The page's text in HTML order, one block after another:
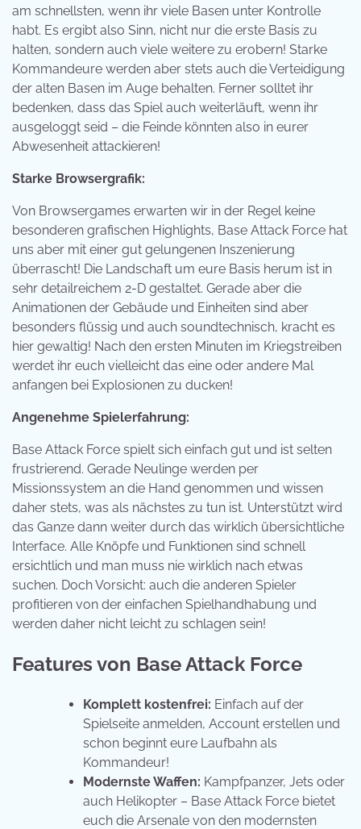
am schnellsten, wenn ihr viele Basen unter Kontrolle
habt. Es ergibt also Sinn, nicht nur die erste Basis zu
halten, sondern auch viele weitere zu erobern! Starke
Kommandeure werden aber stets auch die Verteidigung
der alten Basen im Auge behalten. Ferner solltet ihr
bedenken, dass das Spiel auch weiterläuft, wenn ihr
ausgeloggt seid – die Feinde könnten also in eurer
Abwesenheit attackieren!
Starke Browsergrafik:
Von Browsergames erwarten wir in der Regel keine
besonderen grafischen Highlights, Base Attack Force hat
uns aber mit einer gut gelungenen Inszenierung
überrascht! Die Landschaft um eure Basis herum ist in
sehr detailreichem 2-D gestaltet. Gerade aber die
Animationen der Gebäude und Einheiten sind aber
besonders flüssig und auch soundtechnisch, kracht es
hier gewaltig! Nach den ersten Minuten im Kriegstreiben
werdet ihr euch vielleicht das eine oder andere Mal
anfangen bei Explosionen zu ducken!
Angenehme Spielerfahrung:
Base Attack Force spielt sich einfach gut und ist selten
frustrierend. Gerade Neulinge werden per
Missionssystem an die Hand genommen und wissen
daher stets, was als nächstes zu tun ist. Unterstützt wird
das Ganze dann weiter durch das wirklich übersichtliche
Interface. Alle Knöpfe und Funktionen sind schnell
ersichtlich und man muss nie wirklich nach etwas
suchen. Doch Vorsicht: auch die anderen Spieler
profitieren von der einfachen Spielhandhabung und
werden daher nicht leicht zu schlagen sein!
Features von Base Attack Force
Komplett kostenfrei: Einfach auf der
Spielseite anmelden, Account erstellen und
schon beginnt eure Laufbahn als
Kommandeur!
Modernste Waffen: Kampfpanzer, Jets oder
auch Helikopter – Base Attack Force bietet
euch die Arsenale von den modernsten